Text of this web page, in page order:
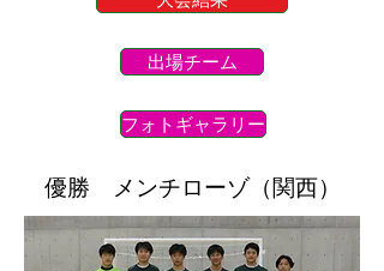
出場チーム
フォトギャラリー
​優勝 メンチローゾ（関西）